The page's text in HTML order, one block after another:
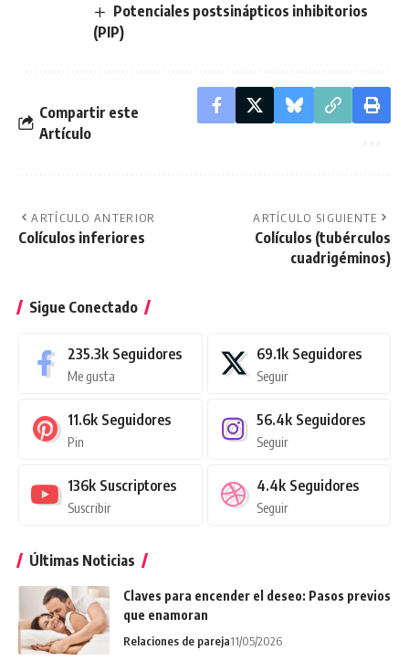
Potenciales postsinápticos inhibitorios
(PIP)
Compartir este
Artículo
ARTÍCULO ANTERIOR
Colículos inferiores
ARTÍCULO SIGUIENTE
Colículos (tubérculos
cuadrigéminos)
Sigue Conectado
235.3k Seguidores
Me gusta
69.1k Seguidores
Seguir
11.6k Seguidores
Pin
56.4k Seguidores
Seguir
136k Suscriptores
Suscribir
4.4k Seguidores
Seguir
Últimas Noticias
Claves para encender el deseo: Pasos previos
que enamoran
Relaciones de pareja11/05/2026